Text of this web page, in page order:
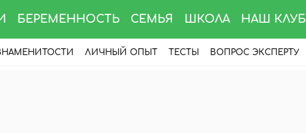
БЕРЕМЕННОСТЬ СЕМЬЯ ШКОЛА НАШ КЛУБ
ЛИЧНЫЙ ОПЫТ ТЕСТЫ ВОПРОС ЭКСПЕРТУ